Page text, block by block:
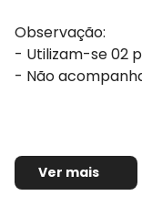
Observação:
- Utilizam-se 02
- Não
Ver mais